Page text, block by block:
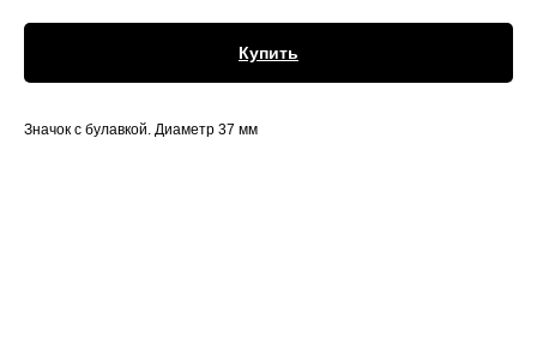
Купить
Значок с булавкой. Диаметр 37 мм